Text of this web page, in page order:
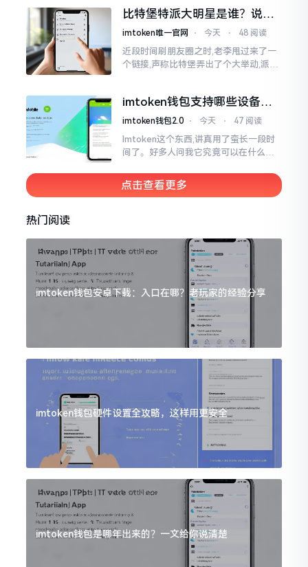
推移才逐渐明晰
比特堡特派大明星是谁？说实
话，我真没搞明白
imtoken唯一官网 ⋅ 今天 ⋅ 48 阅读
近段时间刷朋友圈之时,老李甩过来了一
个链接,声称比特堡弄出了个大举动,派遣
磅”、“首发”、“独家”
imtoken钱包支持哪些设备？
手机电脑都能用
imtoken钱包2.0 ⋅ 今天 ⋅ 47 阅读
Imtoken这个东西,讲真用了蛮长一段时
间了。好多人问我它究竟可以在什么设
机这一介面来说,iOS系统跟安卓系统都
给予支持
点击查看更多
热门阅读
imtoken钱包安卓下载：入口在哪？老玩家的经验分享
imtoken钱包硬件设置全攻略，这样用更安全
imtoken钱包是哪年出来的？一文给你说清楚